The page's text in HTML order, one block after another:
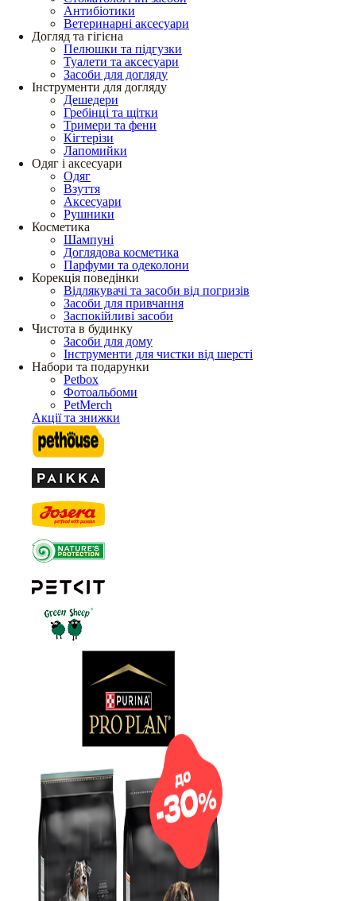
Антибіотики
Ветеринарні аксесуари
Догляд та гігієна
Пелюшки та підгузки
Туалети та аксесуари
Засоби для догляду
Інструменти для догляду
Дешедери
Гребінці та щітки
Тримери та фени
Кігтерізи
Лапомийки
Одяг і аксесуари
Одяг
Взуття
Аксесуари
Рушники
Косметика
Шампуні
Доглядова косметика
Парфуми та одеколони
Корекція поведінки
Відлякувачі та засоби від погризів
Засоби для привчання
Заспокійливі засоби
Чистота в будинку
Засоби для дому
Інструменти для чистки від шерсті
Набори та подарунки
Petbox
Фотоальбоми
PetMerch
Акції та знижки